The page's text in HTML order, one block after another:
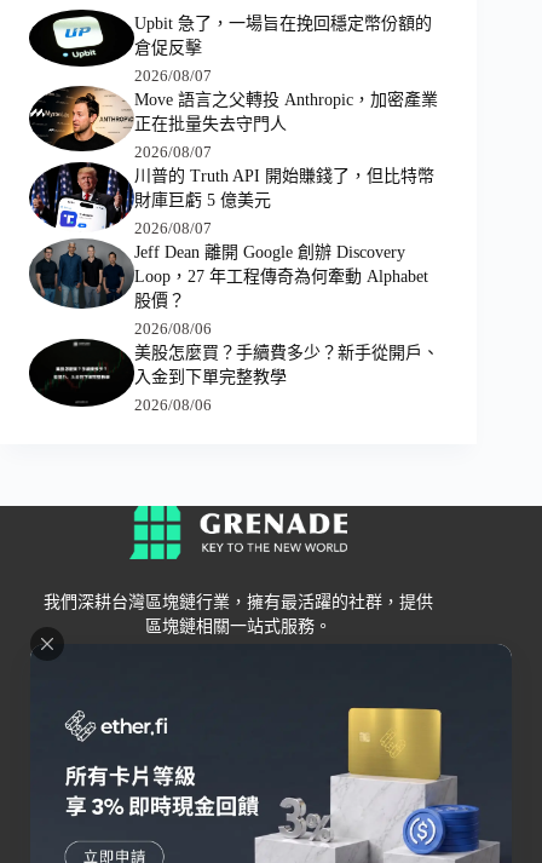
Upbit 急了，一場旨在挽回穩定幣份額的
倉促反擊
2026/08/07
Move 語言之父轉投 Anthropic，加密產業
正在批量失去守門人
2026/08/07
川普的 Truth API 開始賺錢了，但比特幣
財庫巨虧 5 億美元
2026/08/07
Jeff Dean 離開 Google 創辦 Discovery
Loop，27 年工程傳奇為何牽動 Alphabet
股價？
2026/08/06
美股怎麼買？手續費多少？新手從開戶、
入金到下單完整教學
2026/08/06
我們深耕台灣區塊鏈行業，擁有最活躍的社群，提供
區塊鏈相關一站式服務。
Grenade
關於我們
聯絡我們
錢包
交易所
Bybit
OKX
HOYA BIT